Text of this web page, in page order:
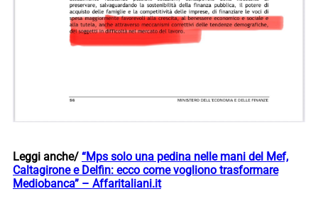
Leggi anche/ “Mps solo una pedina nelle mani del Mef,
Caltagirone e Delfin: ecco come vogliono trasformare
Mediobanca” – Affaritaliani.it